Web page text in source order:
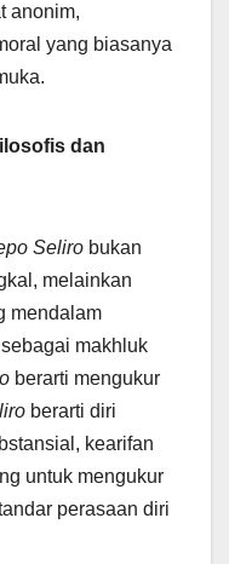
anonim,
yang biasanya
dan
Seliro bukan
melainkan
mendalam
makhluk
berarti mengukur
berarti diri
kearifan
untuk mengukur
perasaan diri